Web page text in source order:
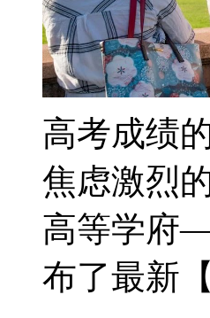
高考成绩
焦虑激烈
高等学府
布了最新